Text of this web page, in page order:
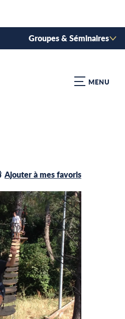
Groupes & Séminaires
MENU
aux favoris
Ajouter à mes favoris